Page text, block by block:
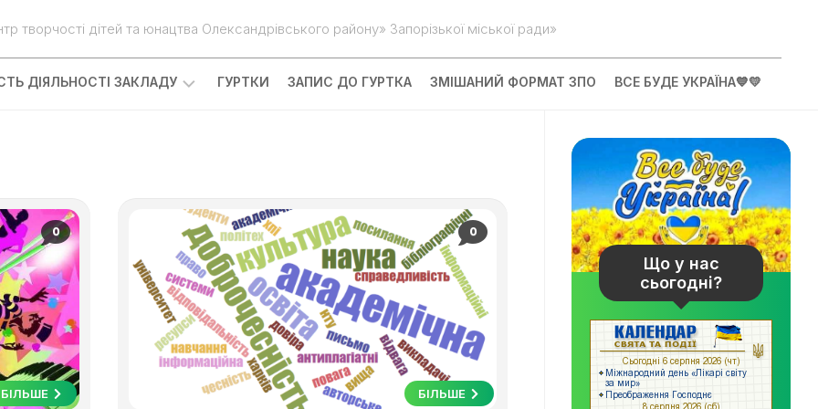
творчості дітей та юнацтва Олександрівського району» Запорізької міської ради»
ДІЯЛЬНОСТІ ЗАКЛАДУ ГУРТКИ ЗАПИС ДО ГУРТКА ЗМІШАНИЙ ФОРМАТ ЗПО ВСЕ БУДЕ УКРАЇНА💙💛
0
БІЛЬШЕ
0
БІЛЬШЕ
Що у нас
сьогодні?